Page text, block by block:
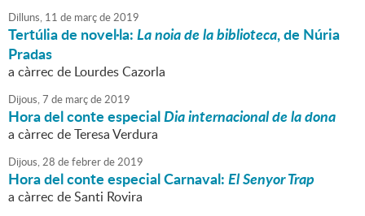
Dilluns, 11 de marçde2019
Tertúlia de novel·la:La noia de la biblioteca, de Núria
Pradas
a càrrec de Lourdes Cazorla
Dijous,7 de marçde2019
Hora del conte especialDia internacional de la dona
a càrrec de Teresa Verdura
Dijous,28 defebrerde2019
Hora del conte especial Carnaval:El Senyor Trap
a càrrec de Santi Rovira